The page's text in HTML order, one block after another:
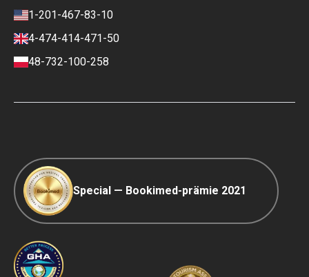
Karriere
Kontakte
Richtlinie überprüfen
Zahlungs- und
Anzahlungsbedingungen
1-201-467-83-10
4-474-414-471-50
48-732-100-258
Special — Bookimed-prämie 2021